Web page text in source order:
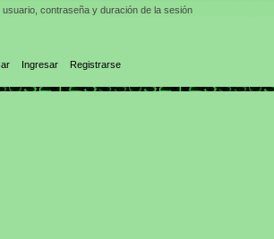
contraseña y duración de la sesión
Ingresar Registrarse